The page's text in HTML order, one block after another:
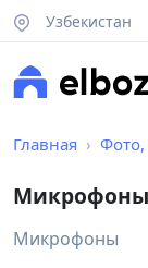
Узбекистан
Главная Фото,
Микрофоны
Микрофоны